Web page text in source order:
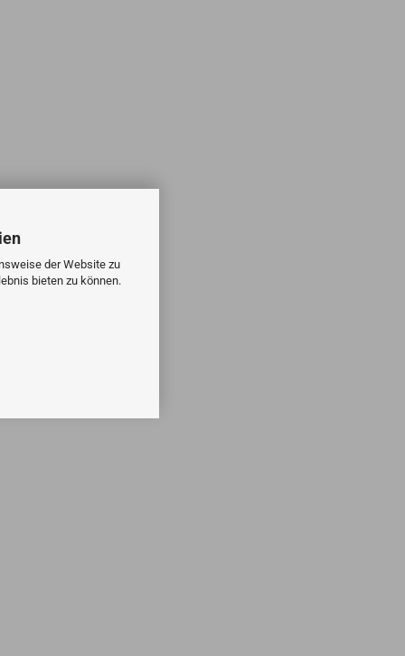
der Website zu
bieten zu können.